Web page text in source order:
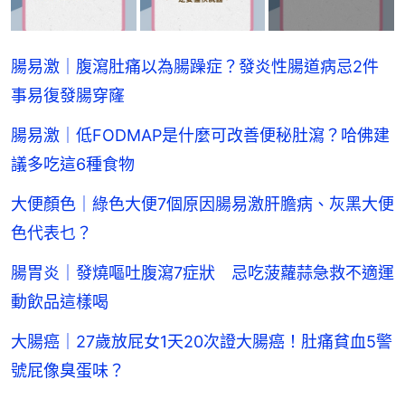
腸易激｜腹瀉肚痛以為腸躁症？發炎性腸道病忌2件
事易復發腸穿窿
腸易激｜低FODMAP是什麼可改善便秘肚瀉？哈佛建
議多吃這6種食物
大便顏色｜綠色大便7個原因腸易激肝膽病、灰黑大便
色代表乜？
腸胃炎｜發燒嘔吐腹瀉7症狀 忌吃菠蘿蒜急救不適運
動飲品這樣喝
大腸癌｜27歲放屁女1天20次證大腸癌！肚痛貧血5警
號屁像臭蛋味？